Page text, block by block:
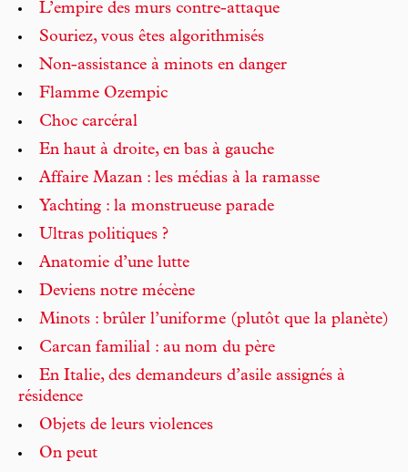
L’empire des murs contre-attaque
Souriez, vous êtes algorithmisés
Non-assistance à minots en danger
Flamme Ozempic
Choc carcéral
En haut à droite, en bas à gauche
Affaire Mazan : les médias à la ramasse
Yachting : la monstrueuse parade
Ultras politiques ?
Anatomie d’une lutte
Deviens notre mécène
Minots : brûler l’uniforme (plutôt que la planète)
Carcan familial : au nom du père
En Italie, des demandeurs d’asile assignés à
résidence
Objets de leurs violences
On peut